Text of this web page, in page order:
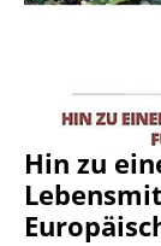
Hin zu